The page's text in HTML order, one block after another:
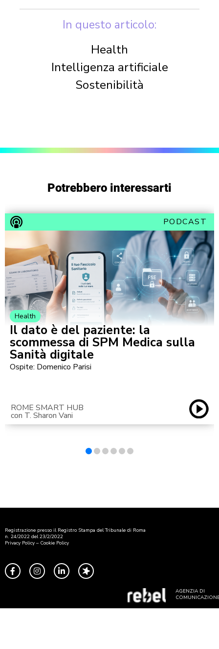
In questo articolo:
Health
Intelligenza artificiale
Sostenibilità
Potrebbero interessarti
PODCAST
Health
Il dato è del paziente: la
scommessa di SPM Medica sulla
Sanità digitale
Ospite: Domenico Parisi
ROME SMART HUB
con T. Sharon Vani
Registrazione presso il Registro Stampa del Tribunale di Roma
n. 24/2022 del 23/2/2022
Privacy Policy – Cookie Policy
AGENZIA DI